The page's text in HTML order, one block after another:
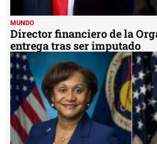
MUNDO
Director financiero de la
entrega tras ser imputado